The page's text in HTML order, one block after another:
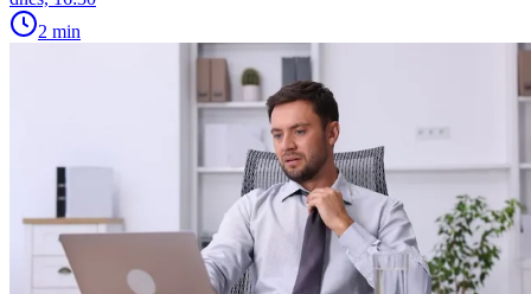
2 min